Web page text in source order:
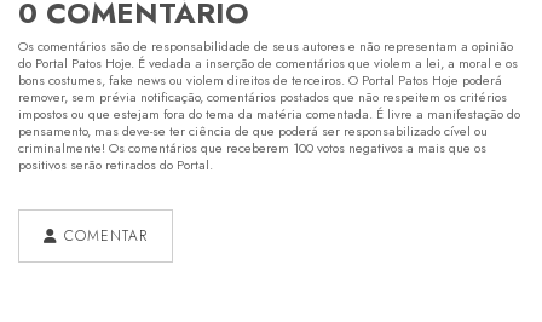
0 COMENTÁRIO
Os comentários são de responsabilidade de seus autores e não representam a opinião
do Portal Patos Hoje. É vedada a inserção de comentários que violem a lei, a moral e os
bons costumes, fake news ou violem direitos de terceiros. O Portal Patos Hoje poderá
remover, sem prévia notificação, comentários postados que não respeitem os critérios
impostos ou que estejam fora do tema da matéria comentada. É livre a manifestação do
pensamento, mas deve-se ter ciência de que poderá ser responsabilizado cível ou
criminalmente! Os comentários que receberem 100 votos negativos a mais que os
positivos serão retirados do Portal.
COMENTAR